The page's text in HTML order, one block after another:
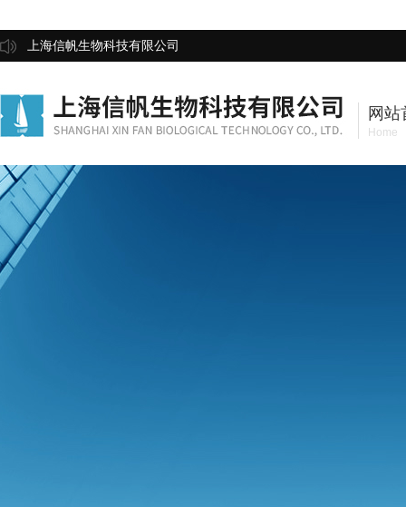
上海信帆生物科技有限公司
网站
Home